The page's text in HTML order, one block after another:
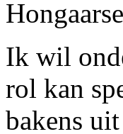
Ik wil
rol kan
bakens